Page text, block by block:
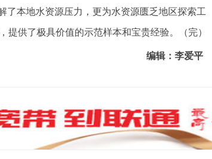
了本地水资源压力，更为水资源匮乏地区探索工
供了极具价值的示范样本和宝贵经验。（完）
编辑：李爱平